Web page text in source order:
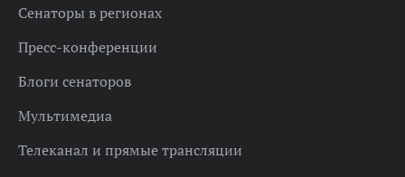
Сенаторы в регионах
Пресс-конференции
Блоги сенаторов
Мультимедиа
Телеканал и прямые трансляции